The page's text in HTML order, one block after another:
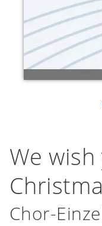
We
Chor-